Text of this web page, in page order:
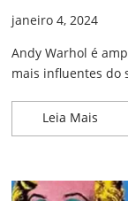
janeiro 4, 2024
Andy Warhol é
mais influentes do
Leia Mais